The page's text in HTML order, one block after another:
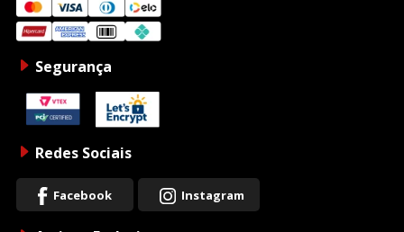
Segurança
Redes Sociais
Facebook Instagram